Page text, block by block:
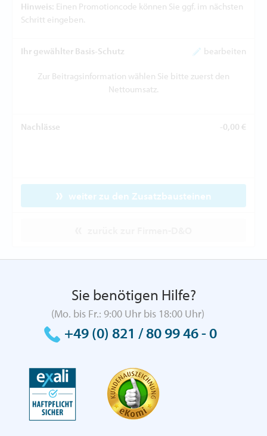
Hinweis: Einen Promotioncode können Sie ggf. im nächsten
Schritt eingeben.
Ihr gewählter Basis-Schutz bearbeiten
Zur Beitragsinformation wählen Sie bitte zuerst den
Nettoumsatz.
Nachlässe -0,00 €
weiter zu den Zusatzbausteinen
Sie benötigen Hilfe?
(Mo. bis Fr.: 9:00 Uhr bis 18:00 Uhr)
+49 (0) 821 / 80 99 46 - 0